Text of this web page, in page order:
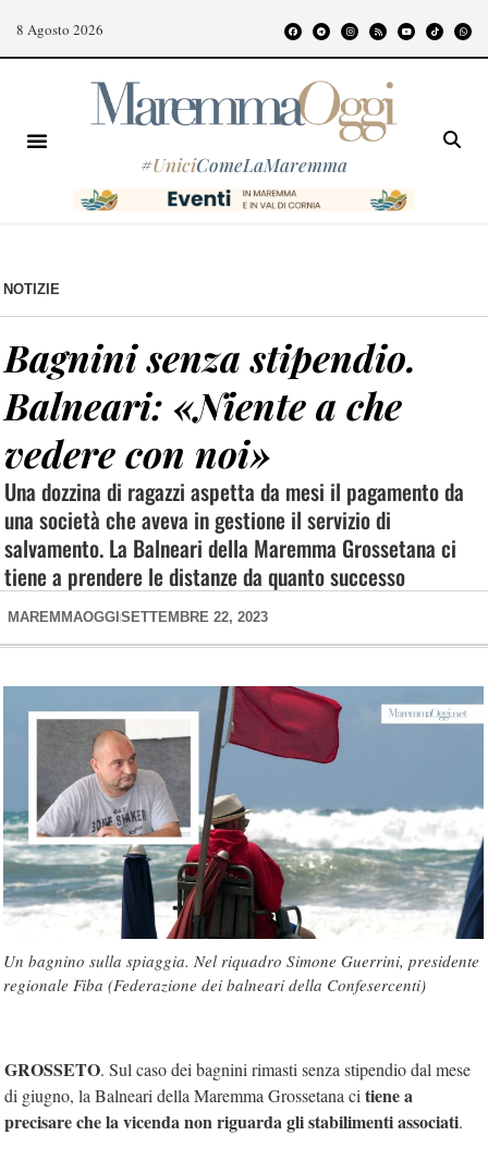
8 Agosto 2026
#UniciComeLaMaremma
NOTIZIE
Bagnini senza stipendio.
Balneari: «Niente a che
vedere con noi»
Una dozzina di ragazzi aspetta da mesi il pagamento da
una società che aveva in gestione il servizio di
salvamento. La Balneari della Maremma Grossetana ci
tiene a prendere le distanze da quanto successo
MAREMMAOGGI SETTEMBRE 22, 2023
Un bagnino sulla spiaggia. Nel riquadro Simone Guerrini, presidente
regionale Fiba (Federazione dei balneari della Confesercenti)
GROSSETO. Sul caso dei bagnini rimasti senza stipendio dal mese
di giugno, la Balneari della Maremma Grossetana ci tiene a
precisare che la vicenda non riguarda gli stabilimenti associati.